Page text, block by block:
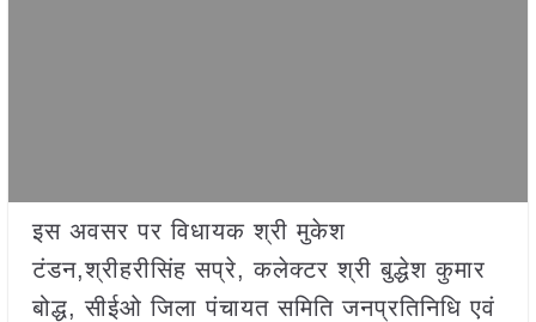
इस अवसर पर विधायक श्री मुकेश
टंडन,श्रीहरीसिंह सप्रे, कलेक्टर श्री बुद्धेश कुमार
बोद्ध, सीईओ जिला पंचायत समिति जनप्रतिनिधि एवं